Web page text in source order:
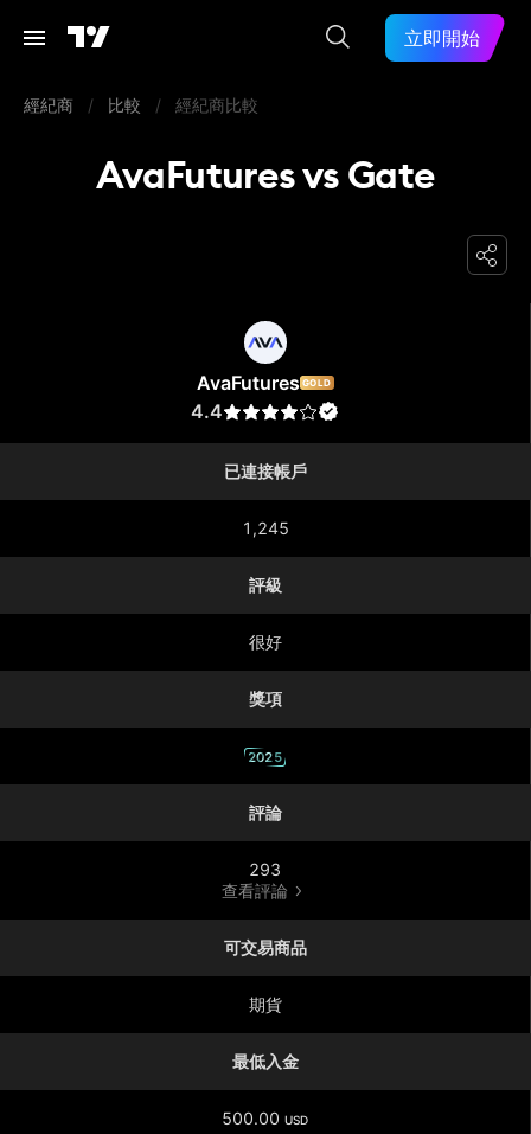
立即開始
經紀商 / 比較 / 經紀商比較
AvaFutures vs Gate
AvaFutures GOLD
4.4
已連接帳戶
1,245
評級
很好
獎項
2025
評論
293
查看評論
可交易商品
期貨
最低入金
500.00 USD